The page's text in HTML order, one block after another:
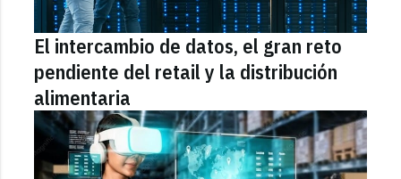
El intercambio de datos, el gran reto
pendiente del retail y la distribución
alimentaria